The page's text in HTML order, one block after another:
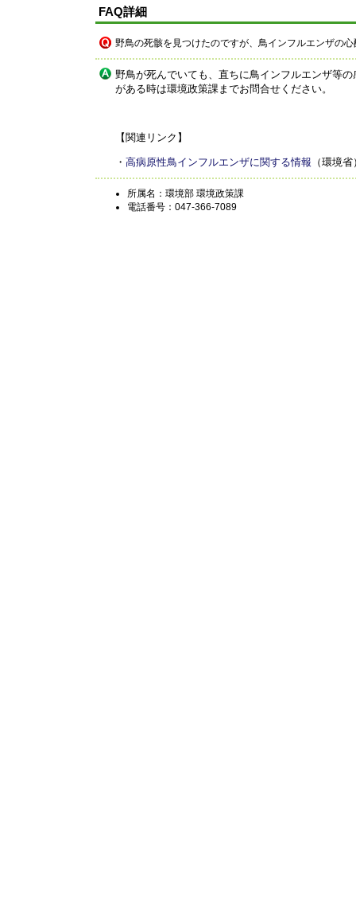
FAQ詳細
野鳥の死骸を見つけたのですが、鳥インフルエンザの
野鳥が死んでいても、直ちに鳥インフルエンザ等
がある時は環境政策課までお問合せください。
【関連リンク】
・ 高病原性鳥インフルエンザに関する情報 （環境省
所属名：環境部 環境政策課
電話番号：047-366-7089